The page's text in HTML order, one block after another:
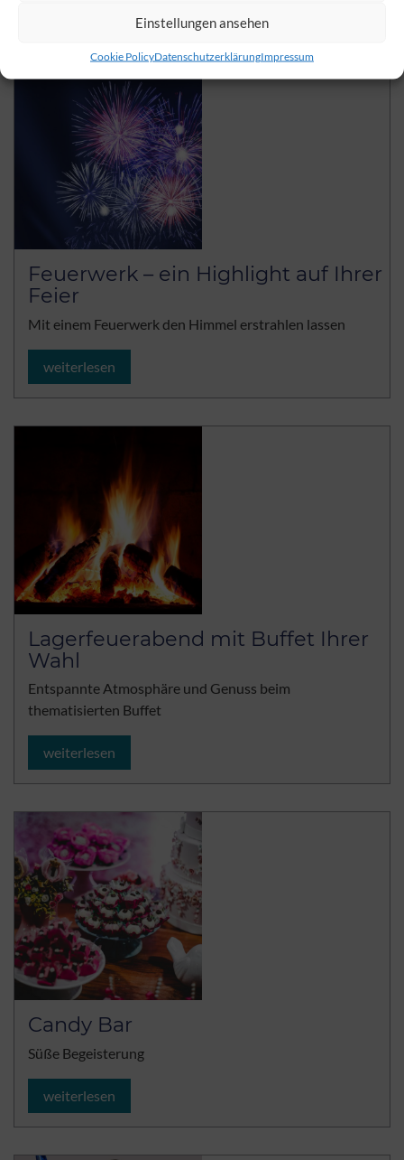
Einstellungen ansehen
Cookie PolicyDatenschutzerklärungImpressum
Feuerwerk – ein Highlight auf Ihrer
Feier
Mit einem Feuerwerk den Himmel erstrahlen lassen
weiterlesen
Lagerfeuerabend mit Buffet Ihrer
Wahl
Entspannte Atmosphäre und Genuss beim
thematisierten Buffet
weiterlesen
Candy Bar
Süße Begeisterung
weiterlesen